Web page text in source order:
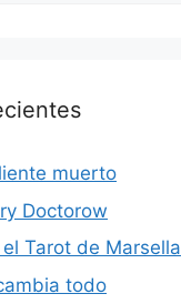
muerto
Doctorow
Tarot de Marsella
todo